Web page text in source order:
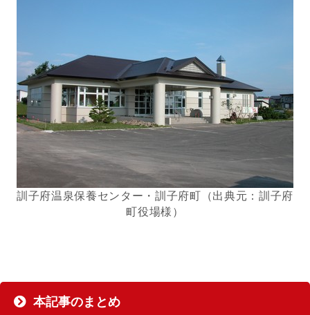
訓子府温泉保養センター・訓子府町（出典元：訓子府
町役場様）
本記事のまとめ